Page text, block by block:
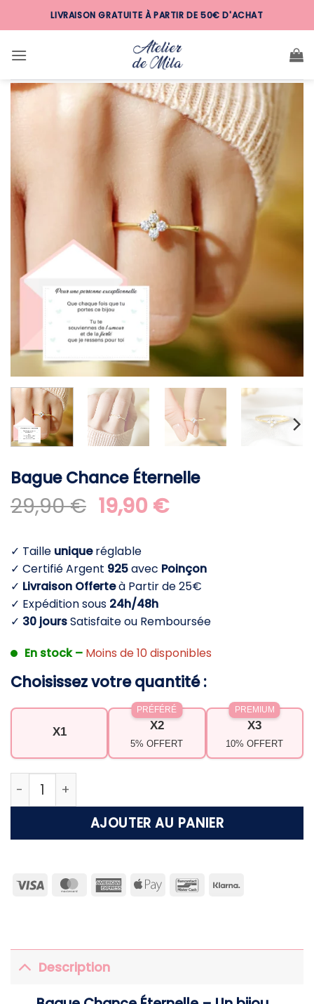
LIVRAISON GRATUITE À PARTIR DE 50€ D'ACHAT
Bague Chance Éternelle
29,90€ Le
prix
initial
était :
29,90 €.
19,90 €Le
est :
19,90 €.
✓ Taille uniqueréglable
✓ Certifié Argent 925avec Poinçon
✓ Livraison Offerteà Partir de 25€
✓ Expédition sous 24h/48h
✓ 30 joursSatisfaite ou Remboursée
En stock – Moins de 10 disponibles
Choisissez votre quantité :
X1 X2
5% OFFERT
PRÉFÉRÉ
X3
10% OFFERT
PREMIUM
quantité de Bague Chance Éternelle
AJOUTER AU PANIER
Visa MasterCardAmericanApple
Bancontact
Klarna
Description